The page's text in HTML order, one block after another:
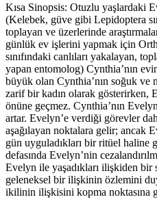
Kısa Sinopsis: Otuzlu yaşlardaki
(Kelebek, güve gibi Lepidoptera
toplayan ve üzerlerinde
günlük ev işlerini yapmak için
sınıfındaki canlıları yakalayan,
yapan entomolog) Cynthia’nın
büyük olan Cynthia’nın soğuk ve
zarif bir kadın olarak gösterirken,
önüne geçmez. Cynthia’nın
artar. Evelyn’e verdiği görevler
aşağılayan noktalara gelir; ancak
gün uyguladıkları bir ritüel haline
defasında Evelyn’nin
Evelyn ile yaşadıkları ilişkiden bir
geleneksel bir ilişkinin özlemini
ikilinin ilişkisini kopma noktasına